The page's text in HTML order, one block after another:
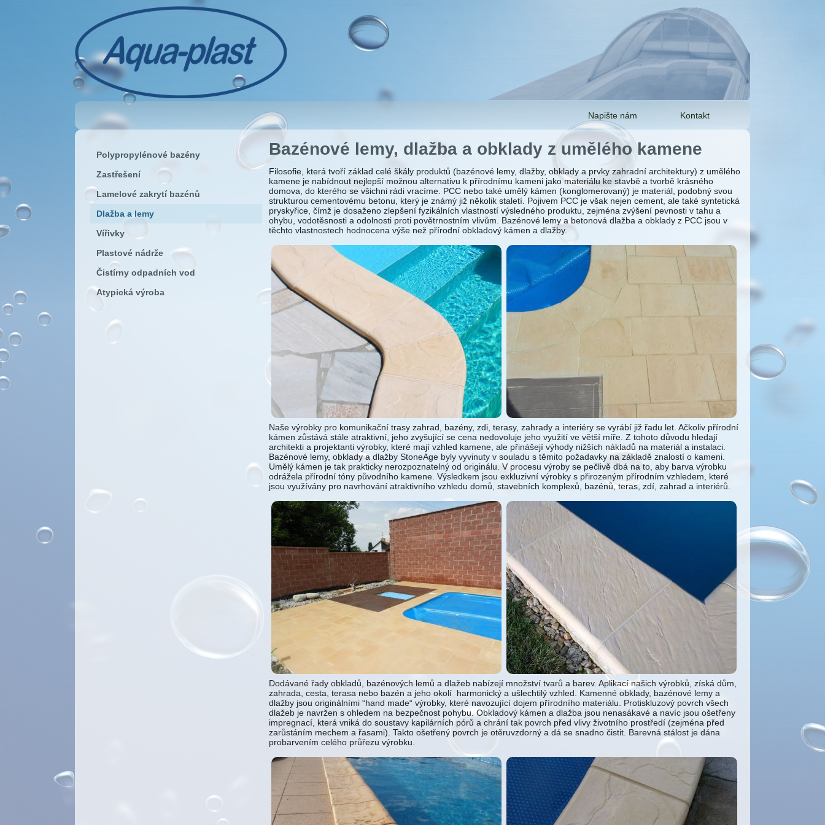
Napište nám Kontakt
Polypropylénové bazény
Zastřešení
Lamelové zakrytí bazénů
Dlažba a lemy
Vířivky
Plastové nádrže
Čistírny odpadních vod
Atypická výroba
Bazénové lemy, dlažba a obklady z umělého kamene
Filosofie, která tvoří základ celé škály produktů (bazénové lemy, dlažby, obklady a prvky zahradní architektury) z umělého
kamene je nabídnout nejlepší možnou alternativu k přírodnímu kameni jako materiálu ke stavbě a tvorbě krásného
domova, do kterého se všichni rádi vracíme. PCC nebo také umělý kámen (konglomerovaný) je materiál, podobný svou
strukturou cementovému betonu, který je známý již několik staletí. Pojivem PCC je však nejen cement, ale také syntetická
pryskyřice, čímž je dosaženo zlepšení fyzikálních vlastností výsledného produktu, zejména zvýšení pevnosti v tahu a
ohybu, vodotěsnosti a odolnosti proti povětrnostním vlivům. Bazénové lemy a betonová dlažba a obklady z PCC jsou v
těchto vlastnostech hodnocena výše než přírodní obkladový kámen a dlažby.
Naše výrobky pro komunikační trasy zahrad, bazény, zdi, terasy, zahrady a interiéry se vyrábí již řadu let. Ačkoliv přírodní
kámen zůstává stále atraktivní, jeho zvyšující se cena nedovoluje jeho využití ve větší míře. Z tohoto důvodu hledají
architekti a projektanti výrobky, které mají vzhled kamene, ale přinášejí výhody nižších nákladů na materiál a instalaci.
Bazénové lemy, obklady a dlažby StoneAge byly vyvinuty v souladu s těmito požadavky na základě znalostí o kameni.
Umělý kámen je tak prakticky nerozpoznatelný od originálu. V procesu výroby se pečlivě dbá na to, aby barva výrobku
odrážela přírodní tóny původního kamene. Výsledkem jsou exkluzivní výrobky s přirozeným přírodním vzhledem, které
jsou využívány pro navrhování atraktivního vzhledu domů, stavebních komplexů, bazénů, teras, zdí, zahrad a interiérů.
Dodávané řady obkladů, bazénových lemů a dlažeb nabízejí množství tvarů a barev. Aplikací našich výrobků, získá dům,
zahrada, cesta, terasa nebo bazén a jeho okolí harmonický a ušlechtilý vzhled. Kamenné obklady, bazénové lemy a
dlažby jsou originálními “hand made“ výrobky, které navozující dojem přírodního materiálu. Protiskluzový povrch všech
dlažeb je navržen s ohledem na bezpečnost pohybu. Obkladový kámen a dlažba jsou nenasákavé a navíc jsou ošetřeny
impregnací, která vniká do soustavy kapilárních pórů a chrání tak povrch před vlivy životního prostředí (zejména před
zarůstáním mechem a řasami). Takto ošetřený povrch je otěruvzdorný a dá se snadno čistit. Barevná stálost je dána
probarvením celého průřezu výrobku.